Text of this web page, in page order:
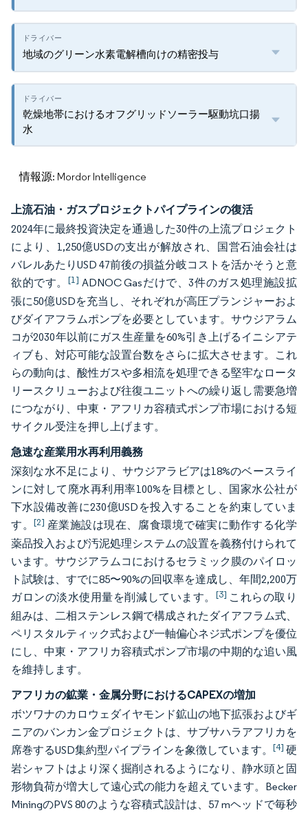
地域のグリーン水素電解槽向けの精密投与
乾燥地帯におけるオフグリッドソーラー駆動坑口揚
水
情報源: Mordor Intelligence
上流石油・ガスプロジェクトパイプラインの復活
2024年に最終投資決定を通過した30件の上流プロジェクト
により、1,250億USDの支出が解放され、国営石油会社は
バレルあたりUSD 47前後の損益分岐コストを活かそうと意
欲的です。[1] ADNOC Gasだけで、3件のガス処理施設拡
張に50億USDを充当し、それぞれが高圧プランジャーおよ
びダイアフラムポンプを必要としています。サウジアラム
コが2030年以前にガス生産量を60%引き上げるイニシアテ
ィブも、対応可能な設置台数をさらに拡大させます。これ
らの動向は、酸性ガスや多相流を処理できる堅牢なロータ
リースクリューおよび往復ユニットへの繰り返し需要急増
につながり、中東・アフリカ容積式ポンプ市場における短
サイクル受注を押し上げます。
急速な産業用水再利用義務
深刻な水不足により、サウジアラビアは18%のベースライ
ンに対して廃水再利用率100%を目標とし、国家水公社が
下水設備改善に230億USDを投入することを約束していま
す。[2] 産業施設は現在、腐食環境で確実に動作する化学
薬品投入および汚泥処理システムの設置を義務付けられて
います。サウジアラムコにおけるセラミック膜のパイロッ
ト試験は、すでに85〜90%の回収率を達成し、年間2,200万
ガロンの淡水使用量を削減しています。 [3] これらの取り
組みは、二相ステンレス鋼で構成されたダイアフラム式、
ペリスタルティック式および一軸偏心ネジ式ポンプを優位
にし、中東・アフリカ容積式ポンプ市場の中期的な追い風
を維持します。
アフリカの鉱業・金属分野におけるCAPEXの増加
ボツワナのカロウェダイヤモンド鉱山の地下拡張およびギ
ニアのバンカン金プロジェクトは、サブサハラアフリカを
席巻するUSD集約型パイプラインを象徴しています。 [4] 硬
岩シャフトはより深く掘削されるようになり、静水頭と固
形物負荷が増大して遠心式の能力を超えています。Becker
MiningのPVS 80のような容積式設計は、57 mヘッドで毎秒